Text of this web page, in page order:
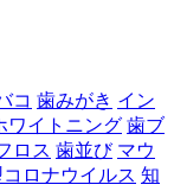
コ 歯みがき イン
ワイトニング 歯ブ
ロス 歯並び マウ
コロナウイルス 知